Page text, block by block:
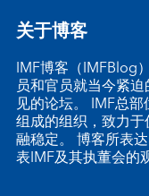
关于博客
IMF博客（IMFBlog
员和官员就当今紧
见的论坛。 IMF总
组成的组织，致力
融稳定。 博客所表
表IMF及其执董会的